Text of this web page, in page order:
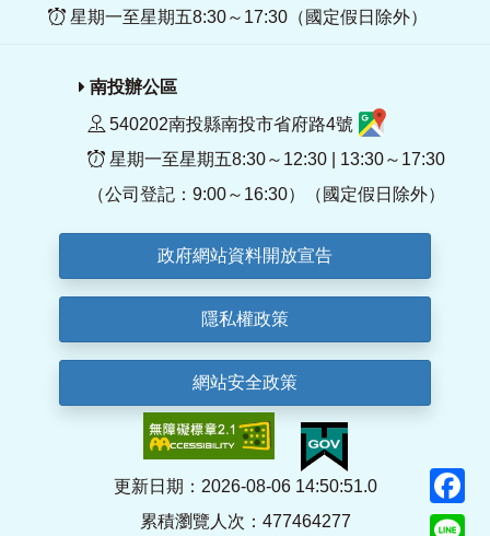
星期一至星期五8:30～17:30（國定假日除外）
南投辦公區
540202南投縣南投市省府路4號
星期一至星期五8:30～12:30 | 13:30～17:30
（公司登記：9:00～16:30）（國定假日除外）
政府網站資料開放宣告
隱私權政策
網站安全政策
更新日期：2026-08-06 14:50:51.0
累積瀏覽人次：477464277